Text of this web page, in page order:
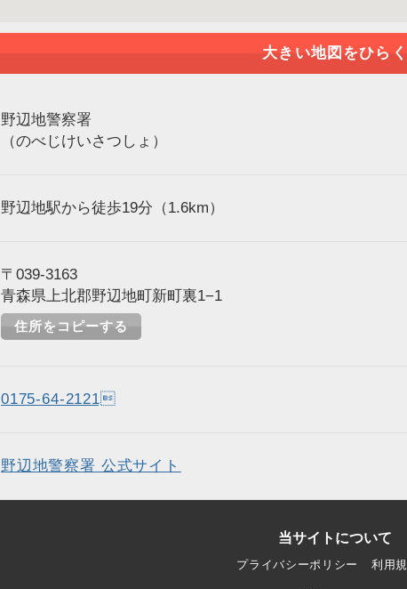
大きい地図をひらく
野辺地警察署
（のべじけいさつしょ）
野辺地駅から徒歩19分（1.6km）
〒039-3163
青森県上北郡野辺地町新町裏1−1
住所をコピーする
0175-64-2121
野辺地警察署 公式サイト
当サイトについて
プライバシーポリシー 利用